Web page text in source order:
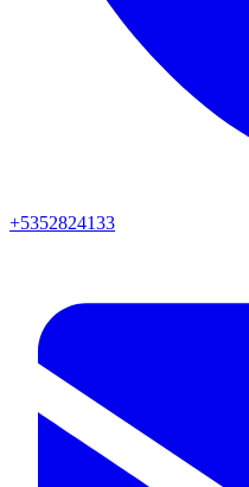
+5352824133